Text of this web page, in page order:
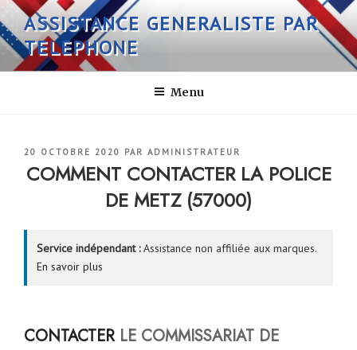
Aller
au
contenu
principal
ASSISTANCE GENERALISTE PAR
TELEPHONE
Menu
PUBLIÉ
LE
20 OCTOBRE 2020 PAR ADMINISTRATEUR
COMMENT CONTACTER LA POLICE
DE METZ (57000)
Service indépendant :Assistance non affiliée aux marques.
En savoir plus
CONTACTERLE COMMISSARIAT DE